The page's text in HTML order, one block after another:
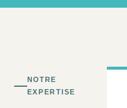
NOTRE
EXPERTISE